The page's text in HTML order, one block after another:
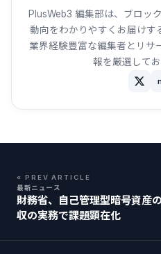
PlusWeb3 編集部は、ブロッ
動向をわかりやすくお届けす
業界経験豊富な編集者とリサ
報を厳選してお
« PREV ARTICLE
最新ニュース
財務省、自己管理型暗号資
収の実務で課題顕在化